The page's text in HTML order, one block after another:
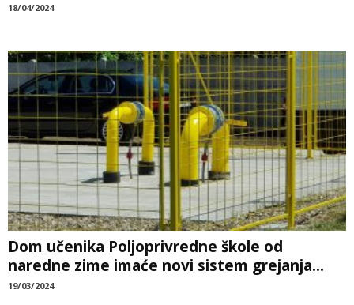
18/04/2024
Dom učenika Poljoprivredne škole od
naredne zime imaće novi sistem grejanja...
19/03/2024